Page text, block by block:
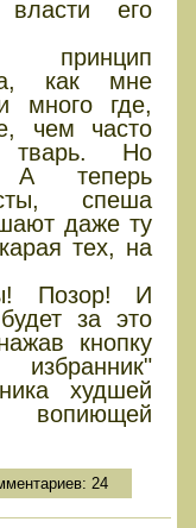
власти его
принцип
как мне
много где,
чем часто
тварь. Но
теперь
спеша
даже ту
тех, на
Позор! И
за это
кнопку
худшей
вопиющей
24